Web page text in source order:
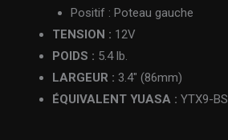
Positif : Poteau gauche
TENSION : 12V
POIDS : 5.4 lb.
LARGEUR : 3.4″ (86mm)
ÉQUIVALENT YUASA : YTX9-BS